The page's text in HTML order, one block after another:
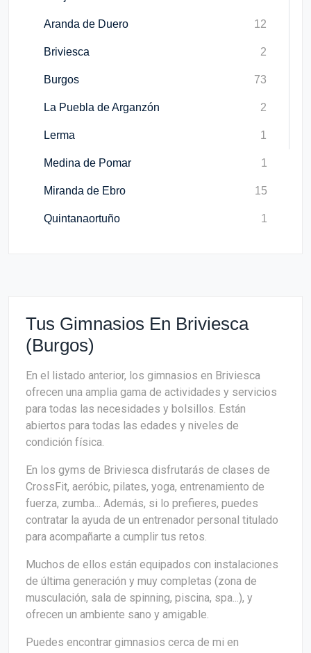
Aranda de Duero 12
Briviesca 2
Burgos 73
La Puebla de Arganzón 2
Lerma 1
Medina de Pomar 1
Miranda de Ebro 15
Quintanaortuño 1
Tus Gimnasios En Briviesca
(Burgos)
En el listado anterior, los gimnasios en Briviesca
ofrecen una amplia gama de actividades y servicios
para todas las necesidades y bolsillos. Están
abiertos para todas las edades y niveles de
condición física.
En los gyms de Briviesca disfrutarás de clases de
CrossFit, aeróbic, pilates, yoga, entrenamiento de
fuerza, zumba... Además, si lo prefieres, puedes
contratar la ayuda de un entrenador personal titulado
para acompañarte a cumplir tus retos.
Muchos de ellos están equipados con instalaciones
de última generación y muy completas (zona de
musculación, sala de spinning, piscina, spa...), y
ofrecen un ambiente sano y amigable.
Puedes encontrar gimnasios cerca de mi en